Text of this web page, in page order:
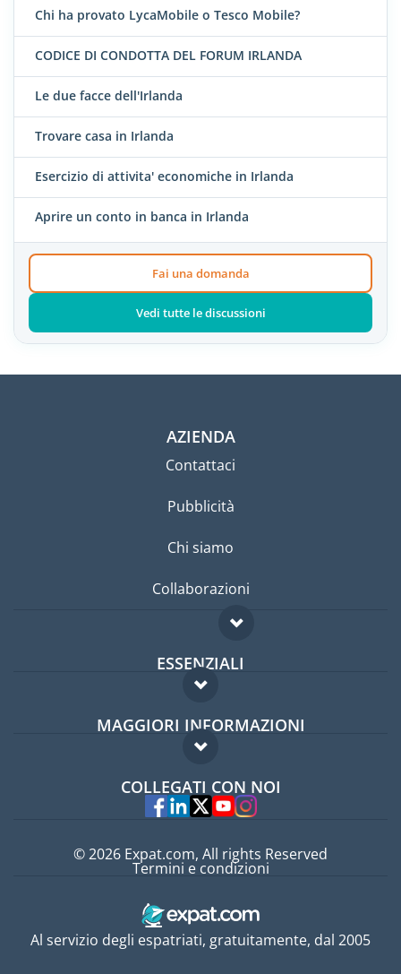
Chi ha provato LycaMobile o Tesco Mobile?
CODICE DI CONDOTTA DEL FORUM IRLANDA
Le due facce dell'Irlanda
Trovare casa in Irlanda
Esercizio di attivita' economiche in Irlanda
Aprire un conto in banca in Irlanda
Fai una domanda
Vedi tutte le discussioni
AZIENDA
Contattaci
Pubblicità
Chi siamo
Collaborazioni
ESSENZIALI
Forum per expat
Guida per expat
MAGGIORI INFORMAZIONI
Domande frequenti
Esperti
COLLEGATI CON NOI
Al servizio degli espatriati, gratuitamente, dal 2005
© 2026 Expat.com, All rights Reserved
Termini e condizioni